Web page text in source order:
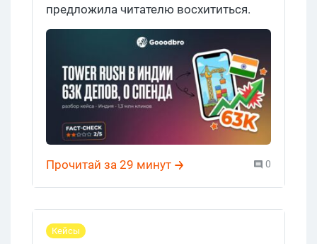
предложила читателю восхититься.
Число крупное, глаз цепляется, рука
сама тянется написать менеджеру
партнерки. А если приглядеться, под
числом чаще лежит не отчет, а
витрина.
Прочитай за 29 минут 0
Кейсы